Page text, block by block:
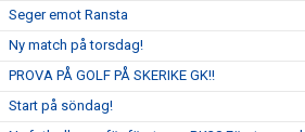
Seger emot Ransta
Ny match på torsdag!
PROVA PÅ GOLF PÅ SKERIKE GK!!
Start på söndag!